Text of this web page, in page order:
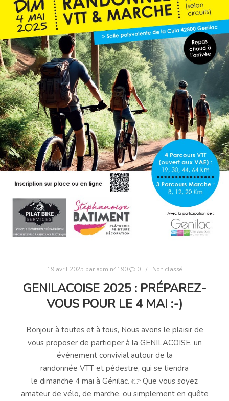
19 avril 2025 par admin4190 0 Non classé
GENILACOISE 2025 : PRÉPAREZ-
VOUS POUR LE 4 MAI :-)
Bonjour à toutes et à tous, Nous avons le plaisir de
vous proposer de participer à la GENILACOISE, un
événement convivial autour de la
randonnée VTT et pédestre, qui se tiendra
le dimanche 4 mai à Génilac. 👉 Que vous soyez
amateur de vélo, de marche, ou simplement en quête